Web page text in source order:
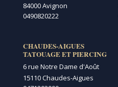
84000 Avignon
0490820222
CHAUDES-AIGUES
TATOUAGE ET PIERCING
6 rue Notre Dame d'Août
15110 Chaudes-Aigues